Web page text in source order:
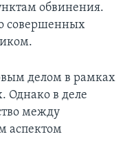
обвинения.
о совершенных
делом в рамках
Однако в деле
между
аспектом